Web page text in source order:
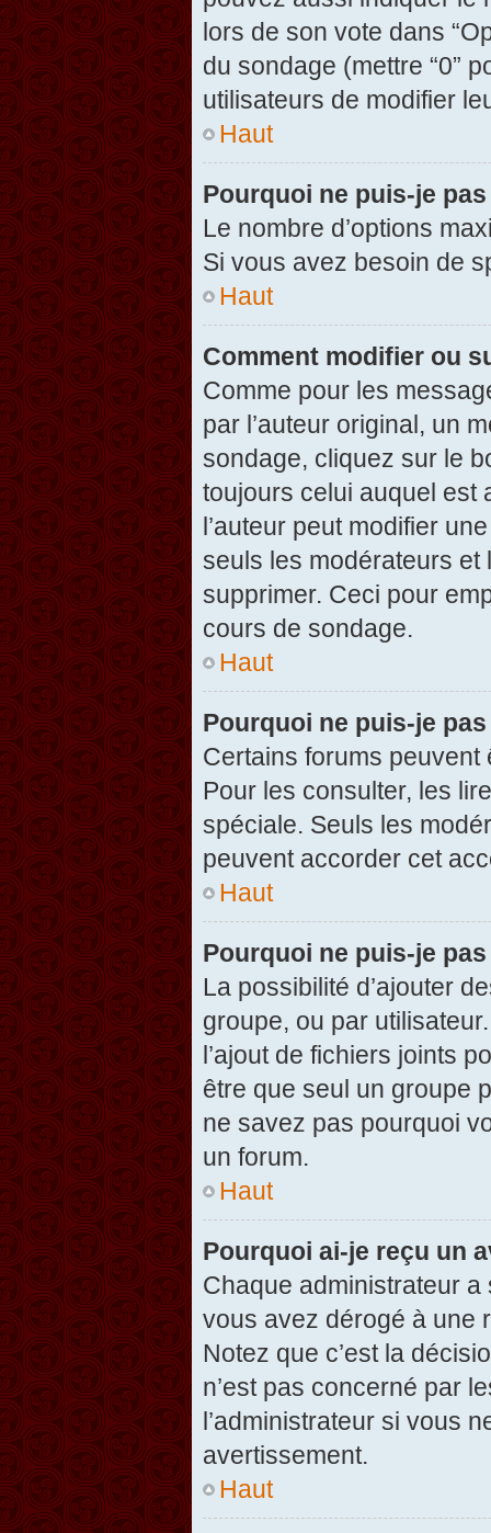
lors de son vote dans
du sondage (mettre “0”
utilisateurs de modifier
Haut
Pourquoi ne puis-je
Le nombre d’options
Si vous avez besoin de
Haut
Comment modifier ou
Comme pour les
par l’auteur original, un
sondage, cliquez sur le
toujours celui auquel est
l’auteur peut modifier
seuls les modérateurs et
supprimer. Ceci pour
cours de sondage.
Haut
Pourquoi ne puis-je
Certains forums
Pour les consulter, les
spéciale. Seuls les
peuvent accorder cet
Haut
Pourquoi ne puis-je
La possibilité d’ajouter
groupe, ou par
l’ajout de fichiers joints
être que seul un groupe
ne savez pas pourquoi
un forum.
Haut
Pourquoi ai-je reçu un
Chaque administrateur
vous avez dérogé à une
Notez que c’est la
n’est pas concerné par
l’administrateur si vous
avertissement.
Haut